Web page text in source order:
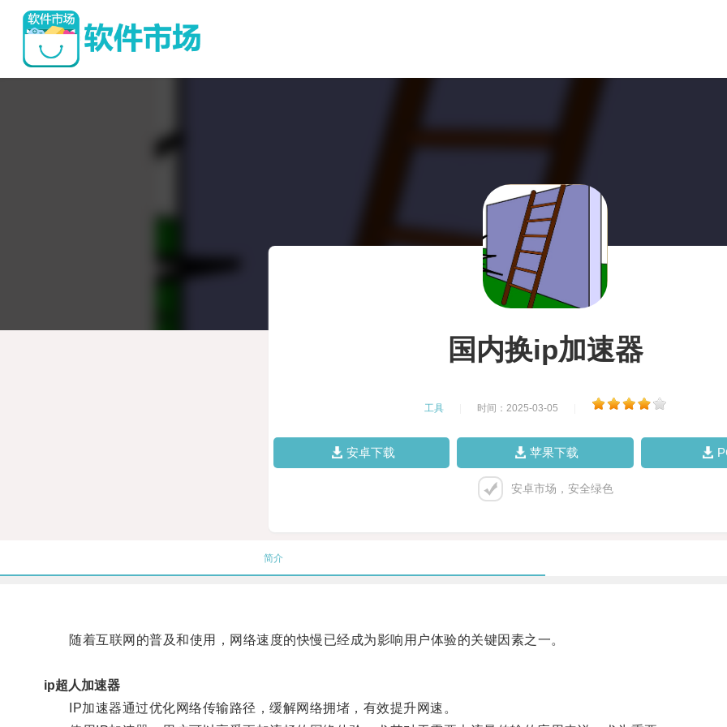
国内换ip加速器
工具 时间：2025-03-05
安卓下载 苹果下载
安卓市场，安全绿色
简介
随着互联网的普及和使用，网络速度的快慢已经成为影响用户体验的关键因素之一。
ip超人加速器
IP加速器通过优化网络传输路径，缓解网络拥堵，有效提升网速。